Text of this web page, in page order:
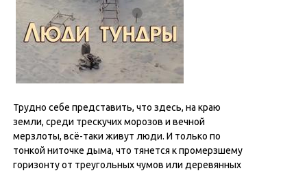
Трудно себе представить, что здесь, на краю
земли, среди трескучих морозов и вечной
мерзлоты, всё-таки живут люди. И только по
тонкой ниточке дыма, что тянется к промерзшему
горизонту от треугольных чумов или деревянных